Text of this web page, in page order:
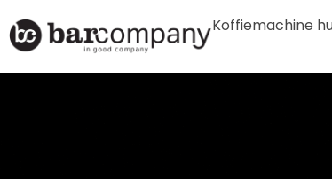
Koffiemachine